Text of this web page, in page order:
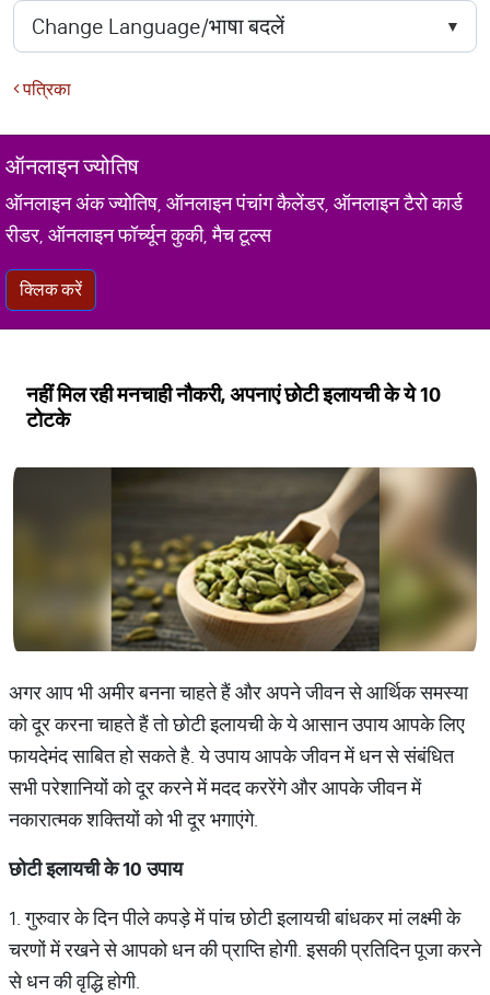
पत्रिका
ऑनलाइन ज्योतिष
ऑनलाइन अंक ज्योतिष, ऑनलाइन पंचांग कैलेंडर, ऑनलाइन टैरो कार्ड
रीडर, ऑनलाइन फॉर्च्यून कुकी, मैच टूल्स
क्लिक करें
नहीं मिल रही मनचाही नौकरी, अपनाएं छोटी इलायची के ये 10
टोटके
अगर आप भी अमीर बनना चाहते हैं और अपने जीवन से आर्थिक समस्या
को दूर करना चाहते हैं तो छोटी इलायची के ये आसान उपाय आपके लिए
फायदेमंद साबित हो सकते है. ये उपाय आपके जीवन में धन से संबंधित
सभी परेशानियों को दूर करने में मदद कररेंगे और आपके जीवन में
नकारात्मक शक्तियों को भी दूर भगाएंगे.
छोटीइलायचीके10उपाय
1. गुरुवार के दिन पीले कपड़े में पांच छोटी इलायची बांधकर मां लक्ष्मी के
चरणों में रखने से आपको धन की प्राप्ति होगी. इसकी प्रतिदिन पूजा करने
से धन की वृद्धि होगी.